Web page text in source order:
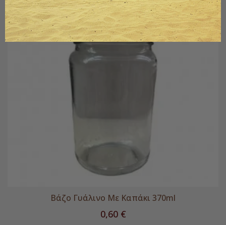
Βάζο Γυάλινο Με Καπάκι 370ml
Τιμή
0,60 €